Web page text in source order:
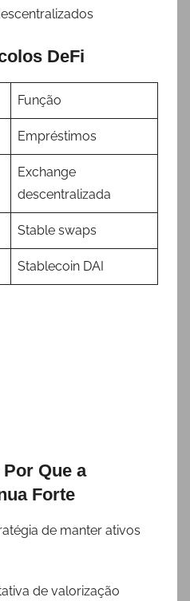
DeFi
Função
Empréstimos
Exchange
descentralizada
Stable swaps
Stablecoin DAI
Por Que a
Forte
de manter ativos
de valorização